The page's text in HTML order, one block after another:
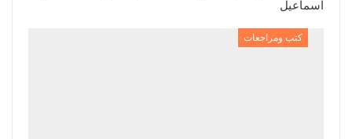
اسماعيل
كتب ومراجعات